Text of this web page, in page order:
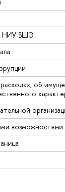
НИУ ВШЭ
об
возможностями